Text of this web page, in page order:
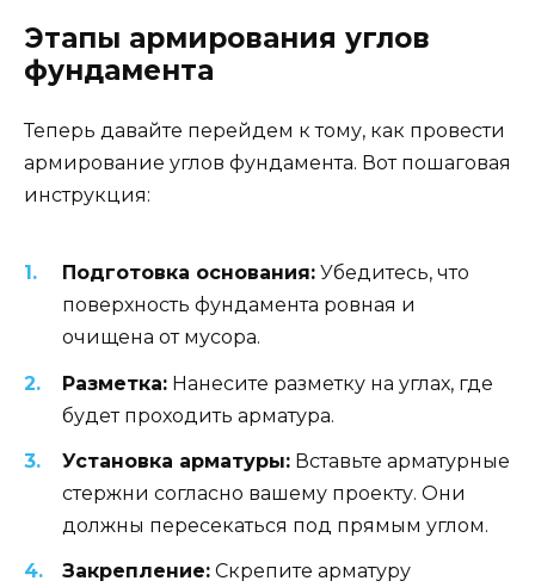
Этапы армирования углов
фундамента
Теперь давайте перейдем к тому, как провести
армирование углов фундамента. Вот пошаговая
инструкция:
Подготовка основания: Убедитесь, что
поверхность фундамента ровная и
очищена от мусора.
Разметка: Нанесите разметку на углах, где
будет проходить арматура.
Установка арматуры: Вставьте арматурные
стержни согласно вашему проекту. Они
должны пересекаться под прямым углом.
Закрепление: Скрепите арматуру